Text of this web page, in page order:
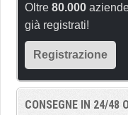
Oltre 80.000
già registrati!
Registrazione
CONSEGNE IN 24/48